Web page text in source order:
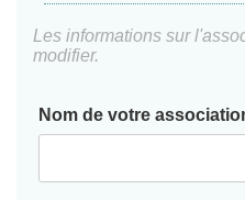
Les informations sur
modifier.
Nom de votre